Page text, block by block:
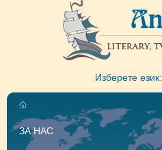
Изберете език:
ЗА НАС